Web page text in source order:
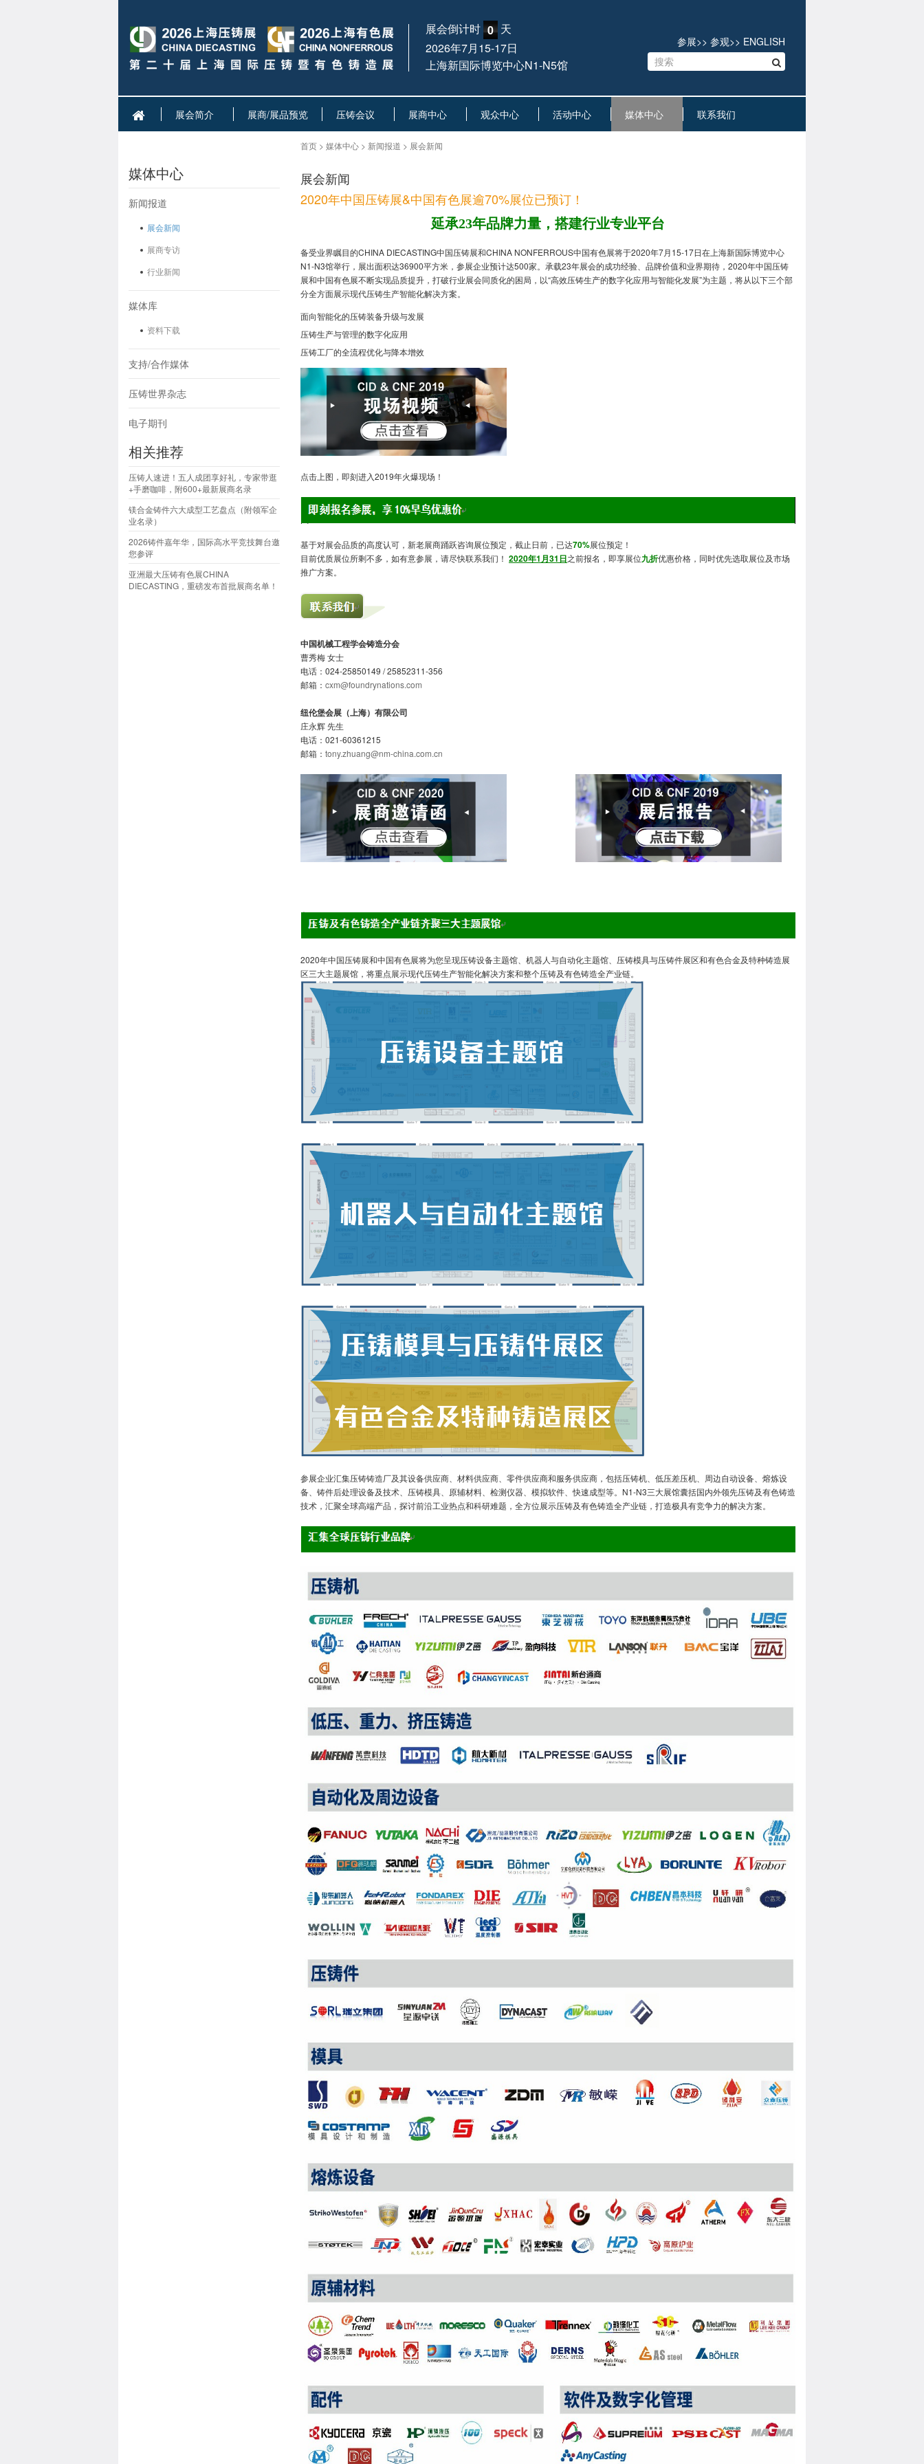
展会倒计时 0 天
2026年7月15-17日
上海新国际博览中心N1-N5馆
参展>> 参观>> ENGLISH
展会简介 展商/展品预览 压铸会议 展商中心 观众中心 活动中心 媒体中心 联系我们
媒体中心
新闻报道
展会新闻
展商专访
行业新闻
媒体库
资料下载
支持/合作媒体
压铸世界杂志
电子期刊
相关推荐
压铸人速进！五人成团享好礼，专家带逛
+手磨咖啡，附600+最新展商名录
镁合金铸件六大成型工艺盘点（附领军企
业名录）
2026铸件嘉年华，国际高水平竞技舞台邀
您参评
亚洲最大压铸有色展CHINA
DIECASTING，重磅发布首批展商名单！
首页 > 媒体中心 > 新闻报道 > 展会新闻
展会新闻
2020年中国压铸展&中国有色展逾70%展位已预订！
延承23年品牌力量，搭建行业专业平台
备受业界瞩目的CHINA DIECASTING中国压铸展和CHINA NONFERROUS中国有色展将于2020年7月15-17日在上海新国际博览中心
N1-N3馆举行，展出面积达36900平方米，参展企业预计达500家。承载23年展会的成功经验、品牌价值和业界期待，2020年中国压铸
展和中国有色展不断实现品质提升，打破行业展会同质化的困局，以“高效压铸生产的数字化应用与智能化发展”为主题，将从以下三个部
分全方面展示现代压铸生产智能化解决方案。
面向智能化的压铸装备升级与发展
压铸生产与管理的数字化应用
压铸工厂的全流程优化与降本增效
点击上图，即刻进入2019年火爆现场！
基于对展会品质的高度认可，新老展商踊跃咨询展位预定，截止日前，已达70%展位预定！
目前优质展位所剩不多，如有意参展，请尽快联系我们！ 2020年1月31日之前报名，即享展位九折优惠价格，同时优先选取展位及市场
推广方案。
中国机械工程学会铸造分会
曹秀梅 女士
电话：024-25850149 / 25852311-356
邮箱： cxm@foundrynations.com
纽伦堡会展（上海）有限公司
庄永辉 先生
电话：021-60361215
邮箱： tony.zhuang@nm-china.com.cn
2020年中国压铸展和中国有色展将为您呈现压铸设备主题馆、机器人与自动化主题馆、压铸模具与压铸件展区和有色合金及特种铸造展
区三大主题展馆，将重点展示现代压铸生产智能化解决方案和整个压铸及有色铸造全产业链。
参展企业汇集压铸铸造厂及其设备供应商、材料供应商、零件供应商和服务供应商，包括压铸机、低压差压机、周边自动设备、熔炼设
备、铸件后处理设备及技术、压铸模具、原辅材料、检测仪器、模拟软件、快速成型等。N1-N3三大展馆囊括国内外领先压铸及有色铸造
技术，汇聚全球高端产品，探讨前沿工业热点和科研难题，全方位展示压铸及有色铸造全产业链，打造极具有竞争力的解决方案。